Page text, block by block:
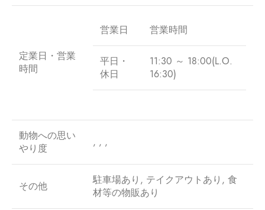
定業日・営業
時間
営業日 営業時間
平日・
休日
11:30 ～ 18:00(L.O.
16:30)
動物への思い
やり度
, , ,
その他
駐車場あり, テイクアウトあり, 食
材等の物販あり